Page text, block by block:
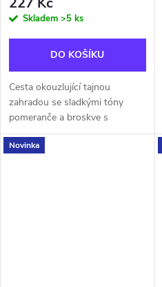
Skladem >5 ks
DO KOŠÍKU
Cesta okouzlující tajnou
zahradou se sladkými tóny
pomeranče a broskve s
překvapivými květinovými
nuancemi. Svěží zelené tóny
Novinka